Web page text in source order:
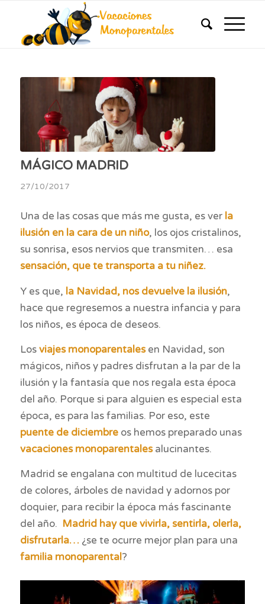
MÁGICO MADRID
27/10/2017
Una de las cosas que más me gusta, es ver la
ilusión en la cara de un niño, los ojos cristalinos,
su sonrisa, esos nervios que transmiten… esa
sensación, que te transporta a tu niñez.
Y es que, la Navidad, nos devuelve la ilusión,
hace que regresemos a nuestra infancia y para
los niños, es época de deseos.
Losviajes monoparentalesen Navidad, son
mágicos, niños y padres disfrutan a la par de la
ilusión y la fantasía que nos regala esta época
del año. Porque si para alguien es especial esta
época, es para las familias. Por eso, este
puente de diciembreos hemos preparado unas
vacaciones monoparentalesalucinantes.
Madrid se engalana con multitud de lucecitas
de colores, árboles de navidad y adornos por
doquier, para recibir la época más fascinante
del año. Madrid hay que vivirla, sentirla, olerla,
disfrutarla… ¿se te ocurre mejor plan para una
familia monoparental?